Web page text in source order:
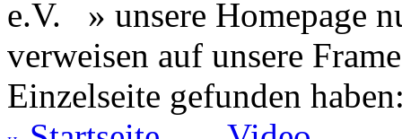
e.V.
» unsere Homepage
verweisen auf unsere
Einzelseite gefunden